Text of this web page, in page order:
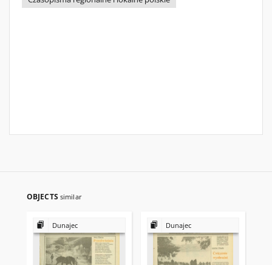
OBJECTS similar
Dunajec Dunajec